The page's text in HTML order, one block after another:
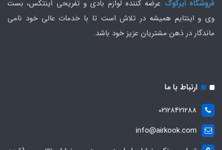
فروشگاه ایرکوک عرضه کننده لوازم بادی و تفریحی اینتکس، بست
وی و اینتایم همیشه در تلاش است تا با خدمات عالی خود نامی
ماندگار در ذهن مشتریان عزیز خود باشد.
ارتباط با ما
02128421288
info@airkook.com